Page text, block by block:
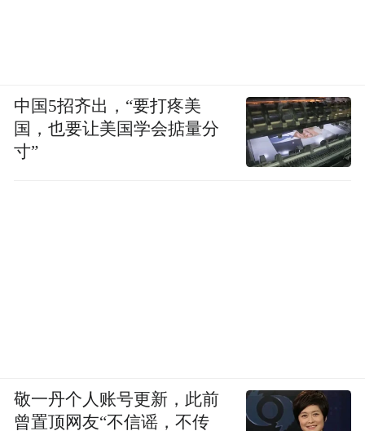
中国5招齐出，“要打疼美
国，也要让美国学会掂量分
寸”
敬一丹个人账号更新，此前
曾置顶网友“不信谣，不传